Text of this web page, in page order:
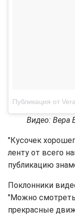
Публикация от
Видео: Вера
"Кусочек
ленту от всего
публикацию
Поклонники
"Можно смотреть
прекрасные